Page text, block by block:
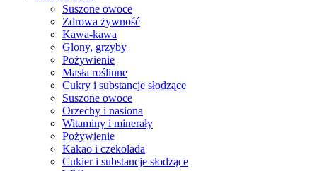
Suszone owoce
Zdrowa żywność
Kawa-kawa
Glony, grzyby
Pożywienie
Masła roślinne
Cukry i substancje słodzące
Suszone owoce
Orzechy i nasiona
Witaminy i minerały
Pożywienie
Kakao i czekolada
Cukier i substancje słodzące